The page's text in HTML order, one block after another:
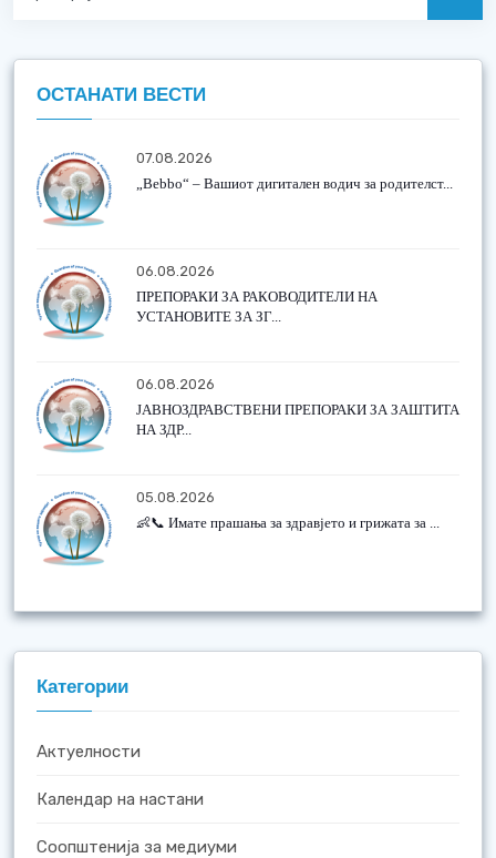
ОСТАНАТИ ВЕСТИ
07.08.2026
„Bebbo“ – Вашиот дигитален водич за родителст...
06.08.2026
ПРЕПОРАКИ ЗА РАКОВОДИТЕЛИ НА
УСТАНОВИТЕ ЗА ЗГ...
06.08.2026
ЈАВНОЗДРАВСТВЕНИ ПРЕПОРАКИ ЗА ЗАШТИТА
НА ЗДР...
05.08.2026
👶📞 Имате прашања за здравјето и грижата за ...
Категории
Актуелности
Календар на настани
Соопштенија за медиуми